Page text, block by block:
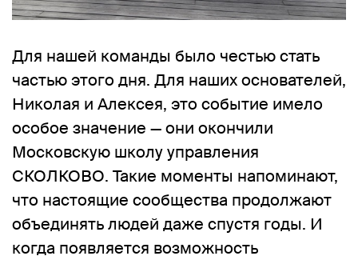
Для нашей команды было честью стать
частью этого дня. Для наших основателей,
Николая и Алексея, это событие имело
особое значение — они окончили
Московскую школу управления
СКОЛКОВО. Такие моменты напоминают,
что настоящие сообщества продолжают
объединять людей даже спустя годы. И
когда появляется возможность